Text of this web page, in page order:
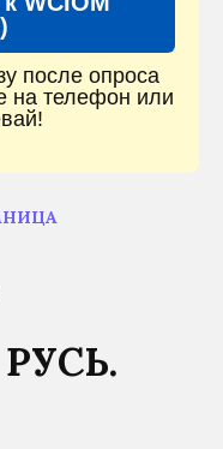
после опроса
на телефон или